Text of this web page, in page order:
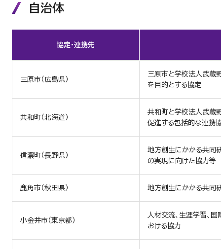
自治体
協定・連携先
三原市（広島県）
三原市と学校法人武蔵
を目的とする協定
共和町（北海道）
共和町と学校法人武蔵
促進する包括的な連携
信濃町（長野県）
地方創生にかかる共同
の実現に向けた協力等
鹿角市（秋田県） 地方創生にかかる共同
小金井市（東京都）
人材交流、生涯学習、
おける協力
財産目録等の閲覧について
内部質保証の方針及び手続き
教学IR活動
授業評価